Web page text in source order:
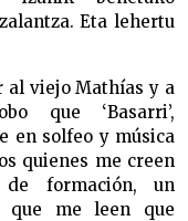
Eta lehertu
al viejo Mathías y a
que ‘Basarri’,
en solfeo y música
quienes me creen
formación, un
que me leen que